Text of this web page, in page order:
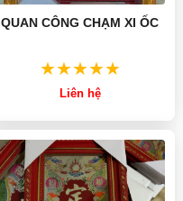
QUAN CÔNG CHẠM XI ỐC
Liên hệ